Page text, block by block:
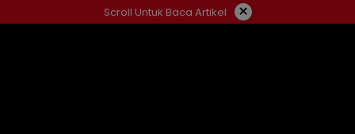
ke
Scroll Untuk Baca Artikel ×